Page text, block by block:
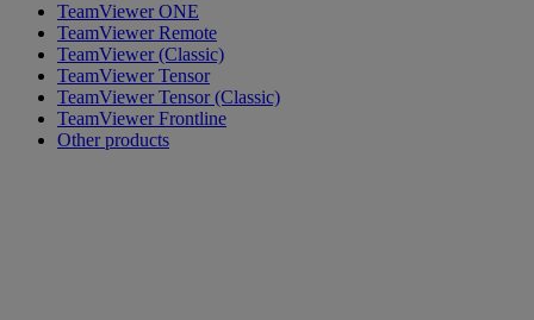
TeamViewer ONE
TeamViewer Remote
TeamViewer (Classic)
TeamViewer Tensor
TeamViewer Tensor (Classic)
TeamViewer Frontline
Other products